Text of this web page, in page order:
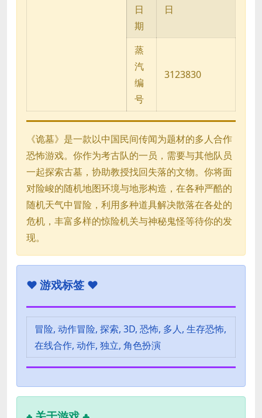
日
期
日
蒸
汽
编
号
3123830
《诡墓》是一款以中国民间传闻为题材的多人合作
恐怖游戏。你作为考古队的一员，需要与其他队员
一起探索古墓，协助教授找回失落的文物。你将面
对险峻的随机地图环境与地形构造，在各种严酷的
随机天气中冒险，利用多种道具解决散落在各处的
危机，丰富多样的惊险机关与神秘鬼怪等待你的发
现。
♥ 游戏标签 ♥
冒险, 动作冒险, 探索, 3D, 恐怖, 多人, 生存恐怖,
在线合作, 动作, 独立, 角色扮演